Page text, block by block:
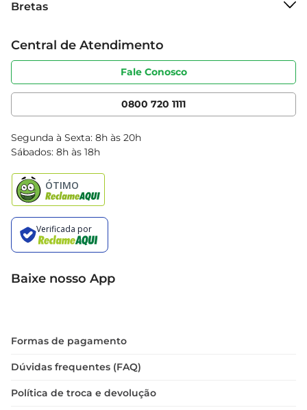
Grupo Cencosud
Sobre privacidade
Portal do fornecedor
Cencosud Media
Bretas
Produtos Bretas
Código de ética
Serviços
Clube Bretas
Blog Bretas
Black Friday
Central de Atendimento
Fale Conosco
0800 720 1111
Segunda à Sexta: 8h às 20h
Sábados: 8h às 18h
Baixe nosso App
Formas de pagamento
Dúvidas frequentes (FAQ)
Política de troca e devolução